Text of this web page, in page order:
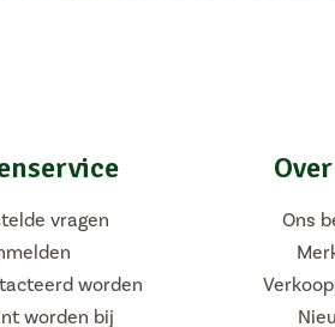
vragen
worden
worden bij
Ons